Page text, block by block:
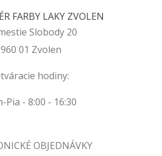
FARBY LAKY ZVOLEN
Slobody 20
960 01 Zvolen
hodiny:
Pia - 8:00 - 16:30
OBJEDNÁVKY